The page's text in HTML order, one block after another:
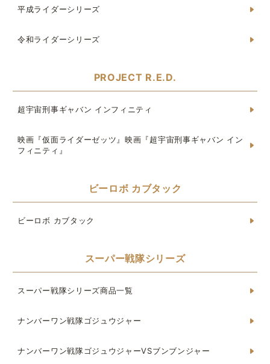
平成ライダーシリーズ
令和ライダーシリーズ
PROJECT R.E.D.
超宇宙刑事ギャバン インフィニティ
映画『仮面ライダーゼッツ』映画『超宇宙刑事ギャバン イン
フィニティ』
ビーロボ カブタック
ビーロボ カブタック
スーパー戦隊シリーズ
スーパー戦隊シリーズ商品一覧
ナンバーワン戦隊ゴジュウジャー
ナンバーワン戦隊ゴジュウジャーVSブンブンジャー